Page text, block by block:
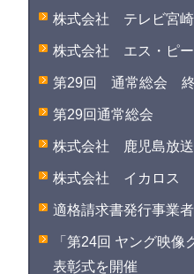
株式会社 テレビ宮崎
株式会社 エス・ピ
第29回 通常総会 終
第29回通常総会
株式会社 鹿児島放送
株式会社 イカロス
適格請求書発行事業
「第24回 ヤング映像
表彰式を開催